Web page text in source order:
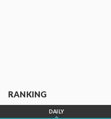
RANKING
DAILY